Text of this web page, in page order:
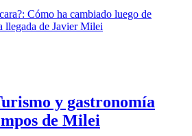
y gastronomía
de Milei